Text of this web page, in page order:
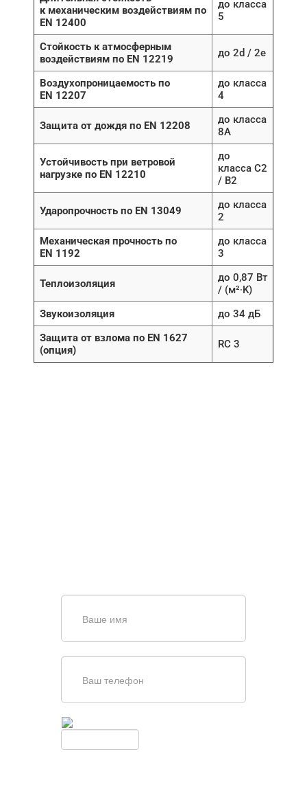
к механическим воздействиям по
EN 12400
до класса
5
Стойкость к атмосферным
воздействиям по EN 12219
до 2d / 2e
Воздухопроницаемость по
EN 12207
до класса
4
Защита от дождя по EN 12208
до класса
8A
Устойчивость при ветровой
нагрузке по EN 12210
до
класса C2
/ B2
Ударопрочность по EN 13049
до класса
2
Механическая прочность по
EN 1192
до класса
3
Теплоизоляция
до 0,87 Вт
/ (м²∙K)
Звукоизоляция
до 34 дБ
Защита от взлома по EN 1627
(опция)
RC 3